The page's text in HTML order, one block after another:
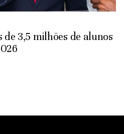
3,5 milhões de alunos